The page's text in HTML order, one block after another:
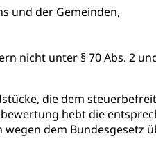
und der Gemeinden,
nicht unter § 70 Abs. 2
die dem
hebt die
wegen dem
(unilu)
Breitensport, Jugend und
Tiermedizin,
Bienen Veterinärdienst